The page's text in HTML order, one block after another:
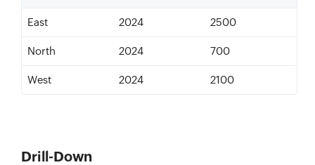
East 2024 2500
North 2024 700
West 2024 2100
Drill-Down